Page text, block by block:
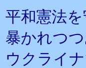
平和憲法
暴かれつ
ウクライ